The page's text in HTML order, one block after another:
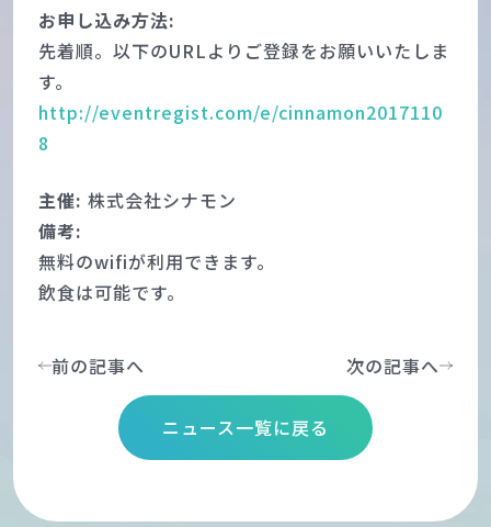
お申し込み方法:
先着順。以下のURLよりご登録をお願いいたしま
す。
http://eventregist.com/e/cinnamon2017110
8
主催: 株式会社シナモン
備考:
無料のwifiが利用できます。
飲食は可能です。
前の記事へ
ニュース一覧に戻る
次の記事へ